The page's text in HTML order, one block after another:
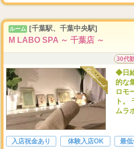
ルーム [千葉駅、千葉中央駅]
M LABO SPA ～ 千葉店 ～
30代
◆日
的な
ロモ
ト。
ムラ
入店祝金あり 体験入店OK 最低